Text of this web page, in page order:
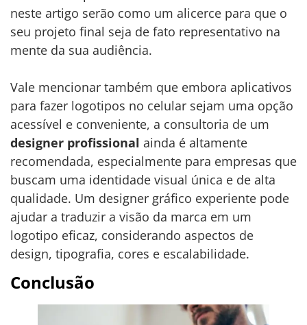
neste artigo serão como um alicerce para que o
seu projeto final seja de fato representativo na
mente da sua audiência.
Vale mencionar também que embora aplicativos
para fazer logotipos no celular sejam uma opção
acessível e conveniente, a consultoria de um
designer profissional ainda é altamente
recomendada, especialmente para empresas que
buscam uma identidade visual única e de alta
qualidade. Um designer gráfico experiente pode
ajudar a traduzir a visão da marca em um
logotipo eficaz, considerando aspectos de
design, tipografia, cores e escalabilidade.
Conclusão